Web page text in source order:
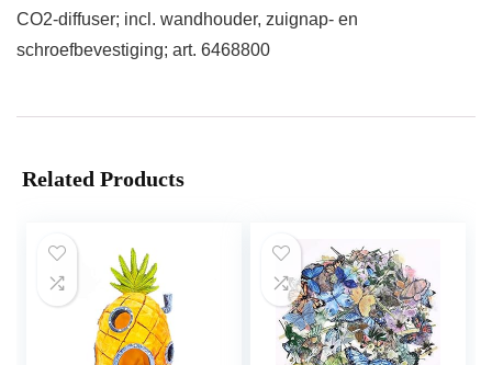
CO2-diffuser; incl. wandhouder, zuignap- en
schroefbevestiging; art. 6468800
Related Products